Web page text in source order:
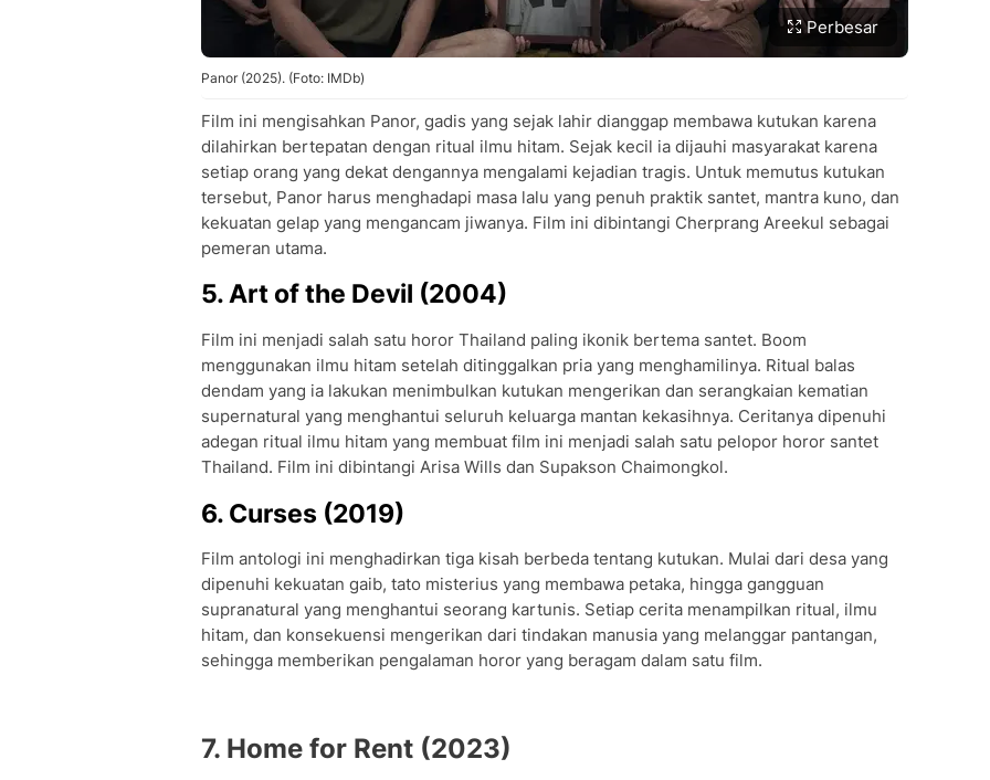
Perbesar
Panor (2025). (Foto: IMDb)
Film ini mengisahkan Panor, gadis yang sejak lahir dianggap membawa kutukan karena
dilahirkan bertepatan dengan ritual ilmu hitam. Sejak kecil ia dijauhi masyarakat karena
setiap orang yang dekat dengannya mengalami kejadian tragis. Untuk memutus kutukan
tersebut, Panor harus menghadapi masa lalu yang penuh praktik santet, mantra kuno, dan
kekuatan gelap yang mengancam jiwanya. Film ini dibintangi Cherprang Areekul sebagai
pemeran utama.
5. Art of the Devil (2004)
Film ini menjadi salah satu horor Thailand paling ikonik bertema santet. Boom
menggunakan ilmu hitam setelah ditinggalkan pria yang menghamilinya. Ritual balas
dendam yang ia lakukan menimbulkan kutukan mengerikan dan serangkaian kematian
supernatural yang menghantui seluruh keluarga mantan kekasihnya. Ceritanya dipenuhi
adegan ritual ilmu hitam yang membuat film ini menjadi salah satu pelopor horor santet
Thailand. Film ini dibintangi Arisa Wills dan Supakson Chaimongkol.
6. Curses (2019)
Film antologi ini menghadirkan tiga kisah berbeda tentang kutukan. Mulai dari desa yang
dipenuhi kekuatan gaib, tato misterius yang membawa petaka, hingga gangguan
supranatural yang menghantui seorang kartunis. Setiap cerita menampilkan ritual, ilmu
hitam, dan konsekuensi mengerikan dari tindakan manusia yang melanggar pantangan,
sehingga memberikan pengalaman horor yang beragam dalam satu film.
7. Home for Rent (2023)